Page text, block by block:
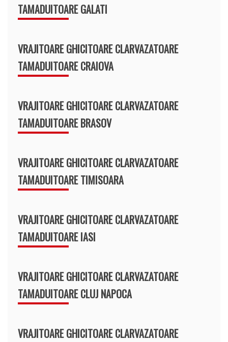
TAMADUITOARE GALATI
VRAJITOARE GHICITOARE CLARVAZATOARE
TAMADUITOARE CRAIOVA
VRAJITOARE GHICITOARE CLARVAZATOARE
TAMADUITOARE BRASOV
VRAJITOARE GHICITOARE CLARVAZATOARE
TAMADUITOARE TIMISOARA
VRAJITOARE GHICITOARE CLARVAZATOARE
TAMADUITOARE IASI
VRAJITOARE GHICITOARE CLARVAZATOARE
TAMADUITOARE CLUJ NAPOCA
VRAJITOARE GHICITOARE CLARVAZATOARE